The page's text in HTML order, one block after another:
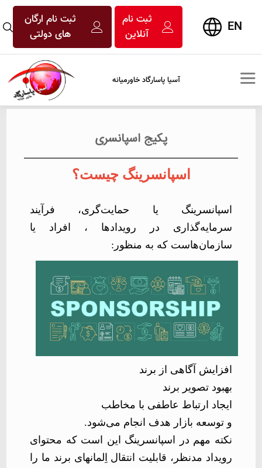
EN
ثبت نام
آنلاین
ثبت نام ارگان
های دولتی
آسیا پاسارگاد خاورمیانه
پکیج اسپانسری
اسپانسرینگ چیست؟
اسپانسرینگ یا حمایت‌گری، فرآیند
سرمایه‌گذاری در رویدادها ، افراد یا
سازمان‌هاست که به منظور :
افزایش آگاهی از برند
بهبود تصویر برند
ایجاد ارتباط عاطفی با مخاطب
و توسعه بازار هدف انجام می‌شود.
نکته مهم در اسپانسرینگ این است که محتوای
رویداد مدنظر، قابلیت انتقال اِلمان­های برند ما را